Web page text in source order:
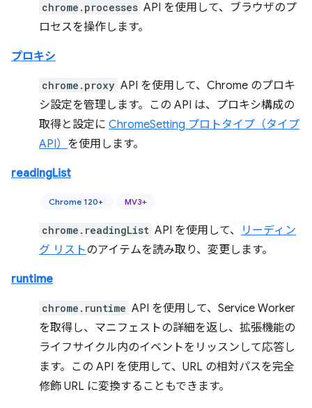
chrome.processes API を使用して、ブラウザのプ
ロセスを操作します。
プロキシ
chrome.proxy API を使用して、Chrome のプロキ
シ設定を管理します。この API は、プロキシ構成の
取得と設定に ChromeSetting プロトタイプ（タイプ
API） を使用します。
readingList
Chrome 120+ MV3+
chrome.readingList API を使用して、
リーディン
グ リストのアイテムを読み取り、変更します。
runtime
chrome.runtime API を使用して、Service Worker
を取得し、マニフェストの詳細を返し、拡張機能の
ライフサイクル内のイベントをリッスンして応答し
ます。この API を使用して、URL の相対パスを完全
修飾 URL に変換することもできます。